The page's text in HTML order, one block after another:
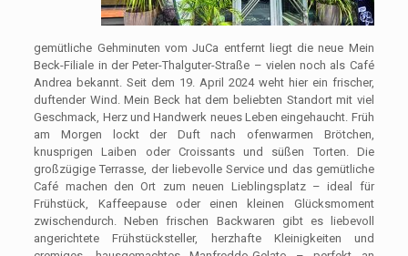
gemütliche Gehminuten vom JuCa entfernt liegt die neue Mein
Beck-Filiale in der Peter-Thalguter-Straße – vielen noch als Café
Andrea bekannt. Seit dem 19. April 2024 weht hier ein frischer,
duftender Wind. Mein Beck hat dem beliebten Standort mit viel
Geschmack, Herz und Handwerk neues Leben eingehaucht. Früh
am Morgen lockt der Duft nach ofenwarmen Brötchen,
knusprigen Laiben oder Croissants und süßen Torten. Die
großzügige Terrasse, der liebevolle Service und das gemütliche
Café machen den Ort zum neuen Lieblingsplatz – ideal für
Frühstück, Kaffeepause oder einen kleinen Glücksmoment
zwischendurch. Neben frischen Backwaren gibt es liebevoll
angerichtete Frühstücksteller, herzhafte Kleinigkeiten und